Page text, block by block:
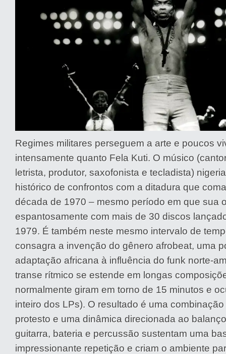
Regimes militares perseguem a arte e poucos
intensamente quanto Fela Kuti. O músico
letrista, produtor, saxofonista e tecladista)
histórico de confrontos com a ditadura que
década de 1970 – mesmo período em que sua
espantosamente com mais de 30 discos
1979. É também neste mesmo intervalo de
consagra a invenção do gênero afrobeat, uma
adaptação africana à influência do funk norte-
transe rítmico se estende em longas
normalmente giram em torno de 15 minutos e
inteiro dos LPs). O resultado é uma
protesto e uma dinâmica direcionada ao
guitarra, bateria e percussão sustentam uma
impressionante repetição e criam o ambiente